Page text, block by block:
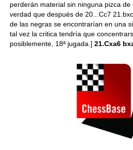
perderán material sin ninguna pizca de
verdad que después de 20...Cc7
de las negras se encontrarían en una
tal vez la critica tendría que
posiblemente, 18ª jugada.] 21.Cxa6